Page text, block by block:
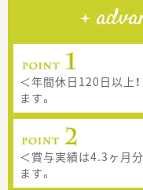
＜年間休日120日以上
ます。
＜賞与実績は4.3ヶ月
ます。